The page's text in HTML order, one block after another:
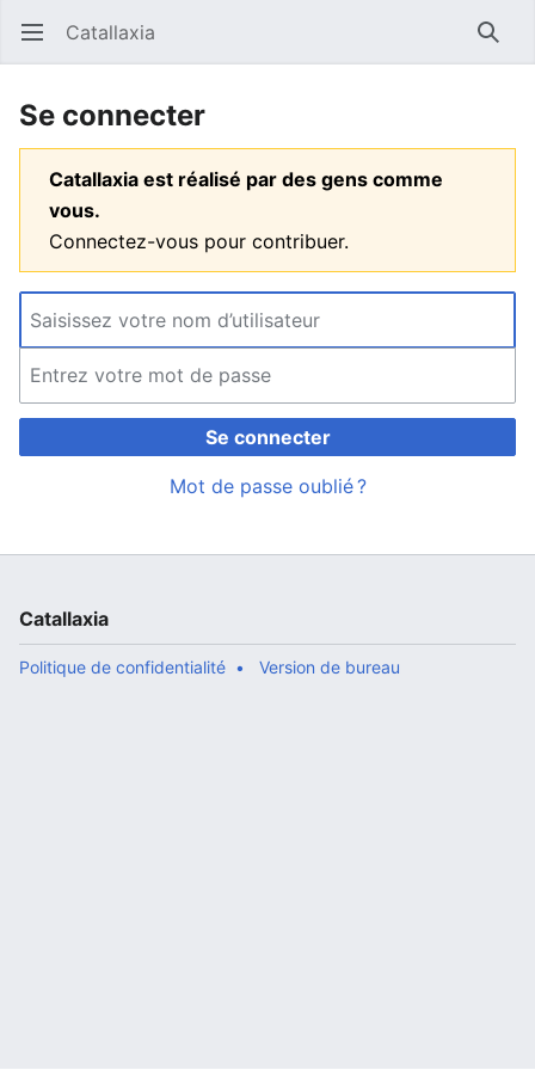
Ouvrir le menu principal Catallaxia
Se connecter
Catallaxia est réalisé par des gens comme
vous.
Connectez-vous pour contribuer.
Se connecter
Mot de passe oublié ?
Catallaxia
Politique de confidentialité Version de bureau